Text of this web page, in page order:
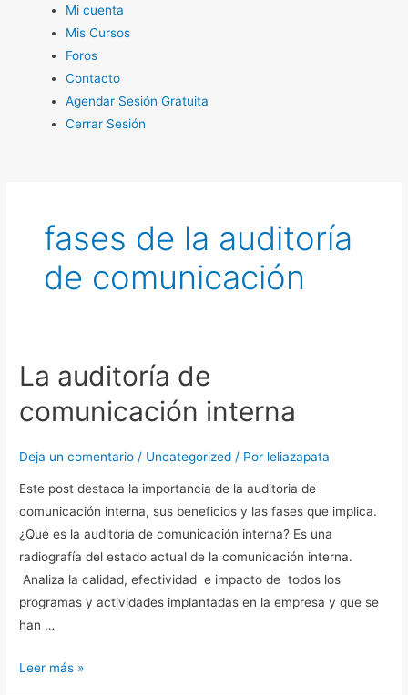
Mi cuenta
Mis Cursos
Foros
Contacto
Agendar Sesión Gratuita
Cerrar Sesión
fases de la auditoría
de comunicación
La auditoría de
comunicación interna
Deja un comentario / Uncategorized / Por leliazapata
Este post destaca la importancia de la auditoria de
comunicación interna, sus beneficios y las fases que implica.
¿Qué es la auditoría de comunicación interna? Es una
radiografía del estado actual de la comunicación interna.
Analiza la calidad, efectividad e impacto de todos los
programas y actividades implantadas en la empresa y que se
han …
La
auditoría
de
interna
Leer más »